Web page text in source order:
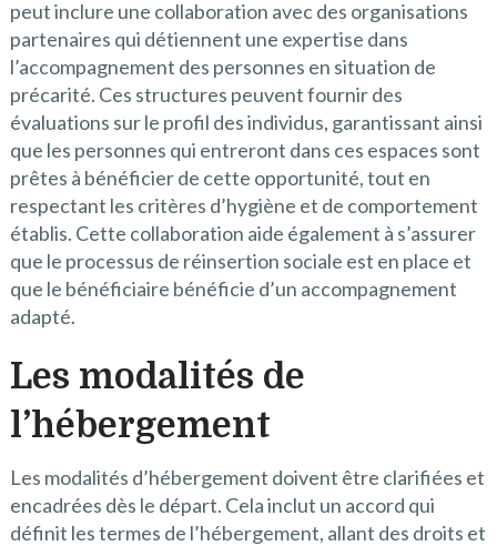
peut inclure une collaboration avec des organisations
partenaires qui détiennent une expertise dans
l’accompagnement des personnes en situation de
précarité. Ces structures peuvent fournir des
évaluations sur le profil des individus, garantissant ainsi
que les personnes qui entreront dans ces espaces sont
prêtes à bénéficier de cette opportunité, tout en
respectant les critères d’hygiène et de comportement
établis. Cette collaboration aide également à s’assurer
que le processus de réinsertion sociale est en place et
que le bénéficiaire bénéficie d’un accompagnement
adapté.
Les modalités de
l’hébergement
Les modalités d’hébergement doivent être clarifiées et
encadrées dès le départ. Cela inclut un accord qui
définit les termes de l’hébergement, allant des droits et